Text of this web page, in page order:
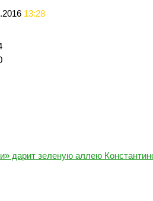
13:28
дарит зеленую аллею